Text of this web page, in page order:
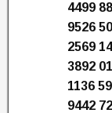
4499
9526
2569
3892
1136
9442